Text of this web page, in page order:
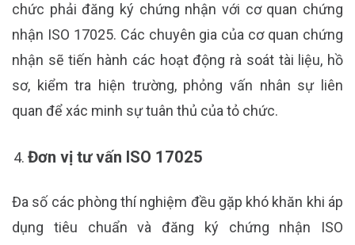
chức phải đăng ký chứng nhận với cơ quan chứng
nhận ISO 17025. Các chuyên gia của cơ quan chứng
nhận sẽ tiến hành các hoạt động rà soát tài liệu, hồ
sơ, kiểm tra hiện trường, phỏng vấn nhân sự liên
quan để xác minh sự tuân thủ của tỏ chức.
Đơn vị tư vấn ISO 17025
Đa số các phòng thí nghiệm đều gặp khó khăn khi áp
dụng tiêu chuẩn và đăng ký chứng nhận ISO